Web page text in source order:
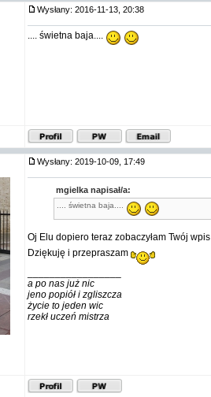
Wysłany: 2016-11-13, 20:38
.... świetna baja....
Wysłany: 2019-10-09, 17:49
mgielka napisał/a:
.... świetna baja....
Oj Elu dopiero teraz zobaczyłam Twój wpis
Dziękuję i przepraszam
a po nas już nic
jeno popiół i zgliszcza
życie to jeden wic
rzekł uczeń mistrza